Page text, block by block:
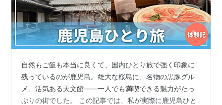
自然もご飯も本当に良くて、国内ひとり旅で強く印象に
残っているのが鹿児島。雄大な桜島に、名物の黒豚グル
メ、活気ある天文館——一人でも満喫できる魅力がたっ
ぷりの街でした。 この記事では、私が実際に鹿児島ひと